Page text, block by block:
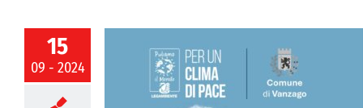
15
09 - 2024